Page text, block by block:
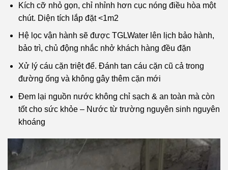
Kích cỡ nhỏ gọn, chỉ nhỉnh hơn cục nóng điều hòa một
chút. Diện tích lắp đặt <1m2
Hệ lọc vận hành sẽ được TGLWater lên lịch bảo hành,
bảo trì, chủ động nhắc nhở khách hàng đều đặn
Xử lý cáu cặn triệt để. Đánh tan cáu cặn cũ cả trong
đường ống và không gây thêm cặn mới
Đem lại nguồn nước không chỉ sạch & an toàn mà còn
tốt cho sức khỏe – Nước từ trường nguyên sinh nguyên
khoáng